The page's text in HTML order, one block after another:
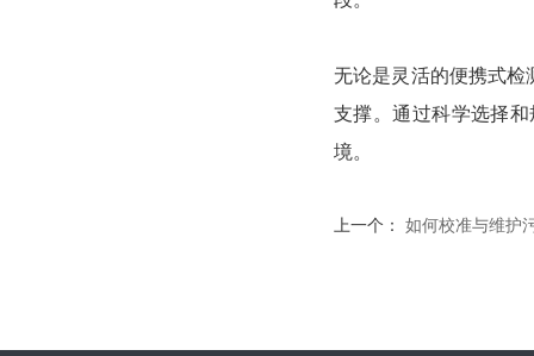
无论是灵活的便携式检
支撑。通过科学选择
境。
上一个： 如何校准与维护